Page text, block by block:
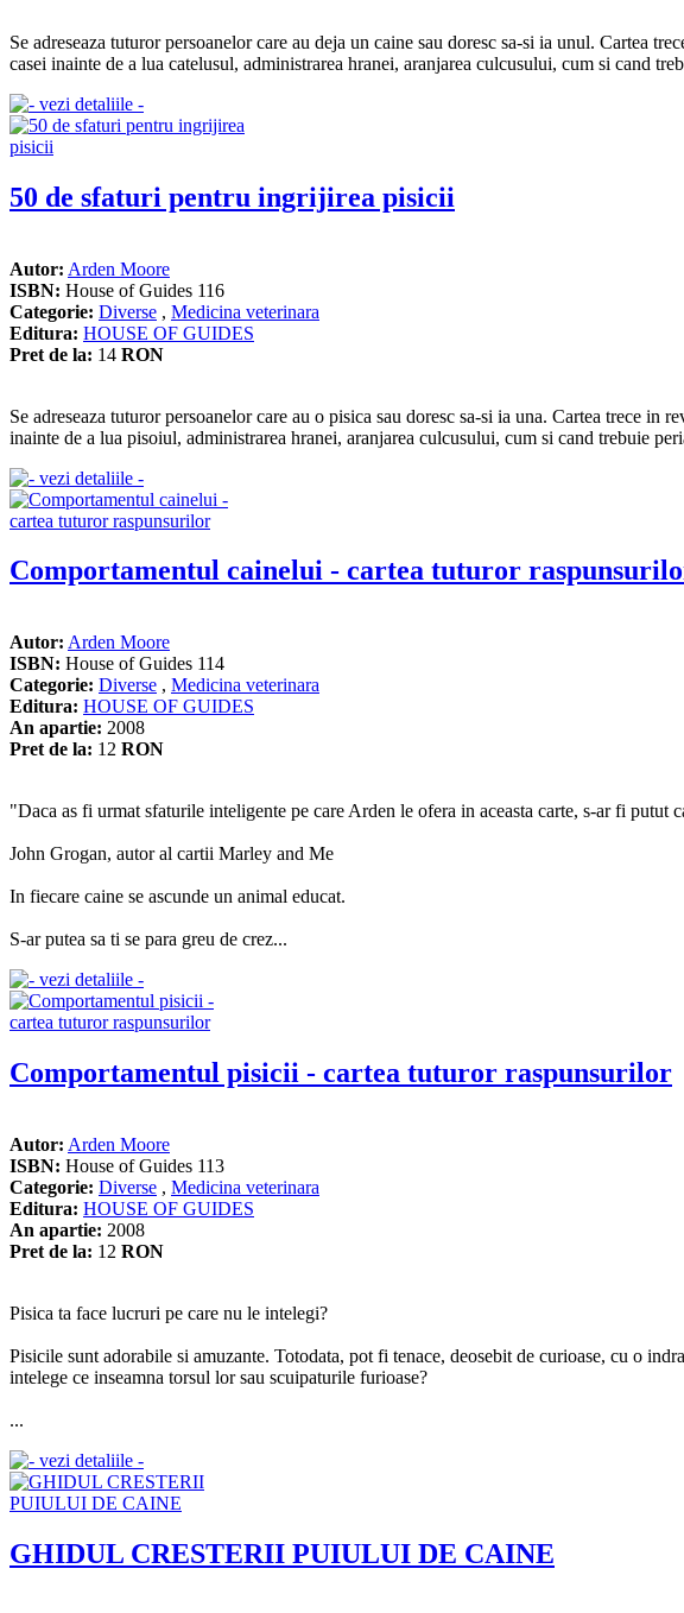
Se adreseaza tuturor persoanelor care au deja un caine sau doresc sa-si ia unul. Cartea
casei inainte de a lua catelusul, administrarea hranei, aranjarea culcusului, cum si cand
50 de sfaturi pentru ingrijirea pisicii
Autor: Arden Moore
ISBN: House of Guides 116
Categorie: Diverse , Medicina veterinara
Editura: HOUSE OF GUIDES
Pret de la: 14 RON
Se adreseaza tuturor persoanelor care au o pisica sau doresc sa-si ia una. Cartea trece
inainte de a lua pisoiul, administrarea hranei, aranjarea culcusului, cum si cand trebuie
Comportamentul cainelui - cartea tuturor
Autor: Arden Moore
ISBN: House of Guides 114
Categorie: Diverse , Medicina veterinara
Editura: HOUSE OF GUIDES
An apartie: 2008
Pret de la: 12 RON
"Daca as fi urmat sfaturile inteligente pe care Arden le ofera in aceasta carte, s-ar fi
John Grogan, autor al cartii Marley and Me
In fiecare caine se ascunde un animal educat.
S-ar putea sa ti se para greu de crez...
Comportamentul pisicii - cartea tuturor raspunsurilor
Autor: Arden Moore
ISBN: House of Guides 113
Categorie: Diverse , Medicina veterinara
Editura: HOUSE OF GUIDES
An apartie: 2008
Pret de la: 12 RON
Pisica ta face lucruri pe care nu le intelegi?
Pisicile sunt adorabile si amuzante. Totodata, pot fi tenace, deosebit de curioase, cu o
intelege ce inseamna torsul lor sau scuipaturile furioase?
...
GHIDUL CRESTERII PUIULUI DE CAINE